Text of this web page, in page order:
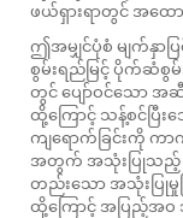
ဖယ်ရှားရာတွင် အထ
ဤအမျှင်ပုံစံ မျက်နှာ
စွမ်းရည်မြင့် ပိုက်ဆံစွ
တွင် ပျော်ဝင်သော အ
ထို့ကြောင့် သန့်စင်ပြီးသ
ကျရောက်ခြင်းကို ကာ
အတွက် အသုံးပြုသည့်
တည်းသော အသုံးပြုမှု
ထို့ကြောင့် အပြည့်